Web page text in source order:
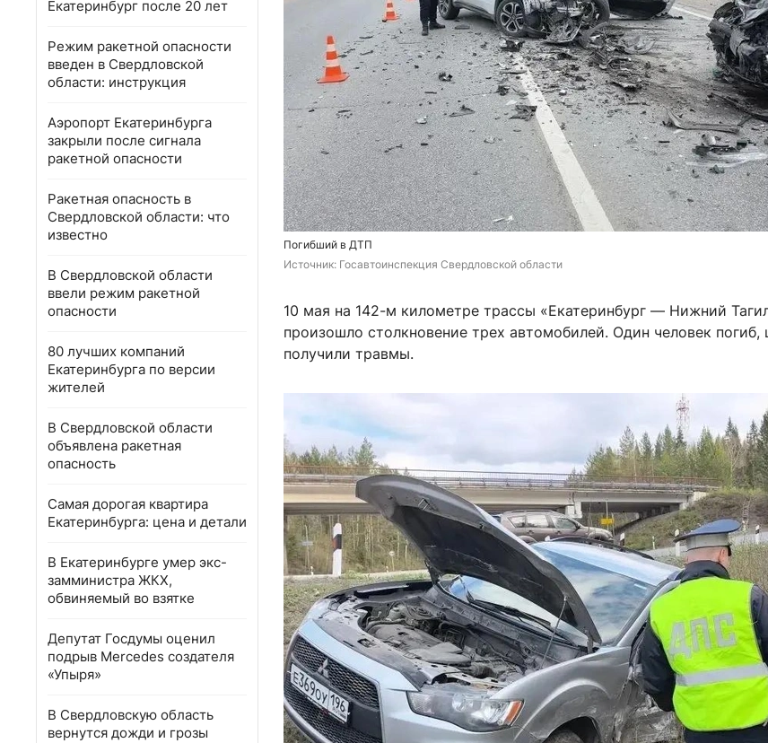
Екатеринбург после 20 лет
Режим ракетной опасности
введен в Свердловской
области: инструкция
Аэропорт Екатеринбурга
закрыли после сигнала
ракетной опасности
Ракетная опасность в
Свердловской области: что
известно
В Свердловской области
ввели режим ракетной
опасности
80 лучших компаний
Екатеринбурга по версии
жителей
В Свердловской области
объявлена ракетная
опасность
Самая дорогая квартира
Екатеринбурга: цена и детали
В Екатеринбурге умер экс-
замминистра ЖКХ,
обвиняемый во взятке
Депутат Госдумы оценил
подрыв Mercedes создателя
«Упыря»
В Свердловскую область
вернутся дожди и грозы
Погибший в ДТП
Источник: Госавтоинспекция Свердловской области
10 мая на 142-м километре трассы «Екатеринбург — Нижний
произошло столкновение трех автомобилей. Один человек погиб,
получили травмы.